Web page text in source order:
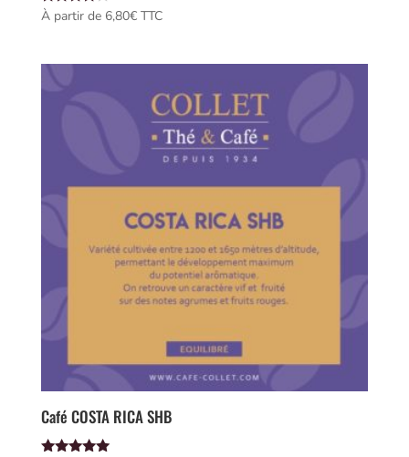
Note
4.00
À partir de 6,80€ TTC
Café COSTA RICA SHB